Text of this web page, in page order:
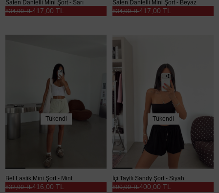
Saten Dantelli Mini Şort - Sarı
417,00 TL
834,00 TL
Saten Dantelli Mini Şort - Beyaz
417,00 TL
834,00 TL
Tükendi
Bel Lastik Mini Şort - Mint
416,00 TL
832,00 TL
Tükendi
İçi Taytlı Sandy Şort - Siyah
400,00 TL
800,00 TL